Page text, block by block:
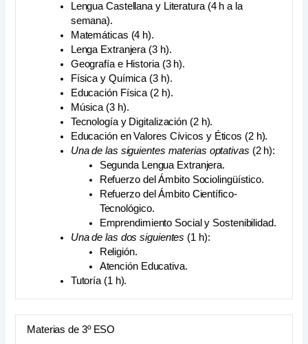
Lengua Castellana y Literatura (4 h a la
semana).
Matemáticas (4 h).
Lenga Extranjera (3 h).
Geografía e Historia (3 h).
Física y Química (3 h).
Educación Física (2 h).
Música (3 h).
Tecnología y Digitalización (2 h).
Educación en Valores Cívicos y Éticos (2 h).
Una de las siguientes materias optativas (2 h):
Segunda Lengua Extranjera.
Refuerzo del Ámbito Sociolingüístico.
Refuerzo del Ámbito Científico-
Tecnológico.
Emprendimiento Social y Sostenibilidad.
Una de las dos siguientes (1 h):
Religión.
Atención Educativa.
Tutoría (1 h).
Materias de 3º ESO